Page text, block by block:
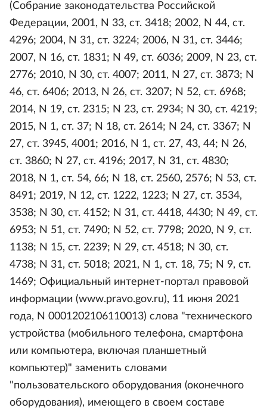
(Собрание законодательства Российской
Федерации, 2001, N 33, ст. 3418; 2002, N 44, ст.
4296; 2004, N 31, ст. 3224; 2006, N 31, ст. 3446;
2007, N 16, ст. 1831; N 49, ст. 6036; 2009, N 23, ст.
2776; 2010, N 30, ст. 4007; 2011, N 27, ст. 3873; N
46, ст. 6406; 2013, N 26, ст. 3207; N 52, ст. 6968;
2014, N 19, ст. 2315; N 23, ст. 2934; N 30, ст. 4219;
2015, N 1, ст. 37; N 18, ст. 2614; N 24, ст. 3367; N
27, ст. 3945, 4001; 2016, N 1, ст. 27, 43, 44; N 26,
ст. 3860; N 27, ст. 4196; 2017, N 31, ст. 4830;
2018, N 1, ст. 54, 66; N 18, ст. 2560, 2576; N 53, ст.
8491; 2019, N 12, ст. 1222, 1223; N 27, ст. 3534,
3538; N 30, ст. 4152; N 31, ст. 4418, 4430; N 49, ст.
6953; N 51, ст. 7490; N 52, ст. 7798; 2020, N 9, ст.
1138; N 15, ст. 2239; N 29, ст. 4518; N 30, ст.
4738; N 31, ст. 5018; 2021, N 1, ст. 18, 75; N 9, ст.
1469; Официальный интернет-портал правовой
информации (www.pravo.gov.ru), 11 июня 2021
года, N 0001202106110013) слова "технического
устройства (мобильного телефона, смартфона
или компьютера, включая планшетный
компьютер)" заменить словами
"пользовательского оборудования (оконечного
оборудования), имеющего в своем составе